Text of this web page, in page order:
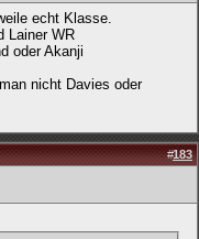
echt Klasse.
Lainer WR
oder Akanji
nicht Davies oder
#183